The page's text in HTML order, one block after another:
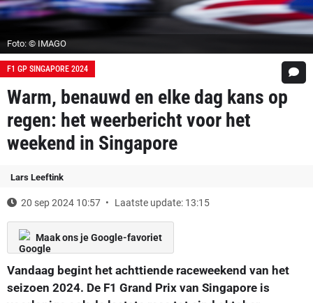
Foto: © IMAGO
F1 GP SINGAPORE 2024
Warm, benauwd en elke dag kans op
regen: het weerbericht voor het
weekend in Singapore
Lars Leeftink
20 sep 2024 10:57 Laatste update: 13:15
Maak ons je Google-favoriet
Vandaag begint het achttiende raceweekend van het
seizoen 2024. De F1 Grand Prix van Singapore is